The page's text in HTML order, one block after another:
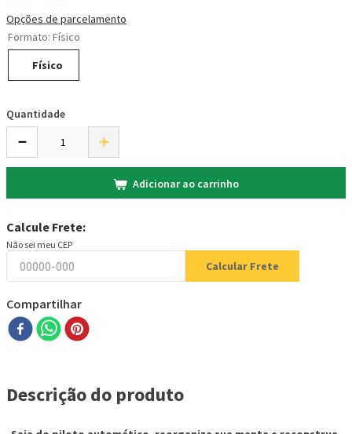
Opções de parcelamento
Formato: Físico
Físico
Quantidade
＋
－
Adicionar ao carrinho
Calcule Frete:
Não sei meu CEP
Calcular Frete
Compartilhar
Descrição do produto